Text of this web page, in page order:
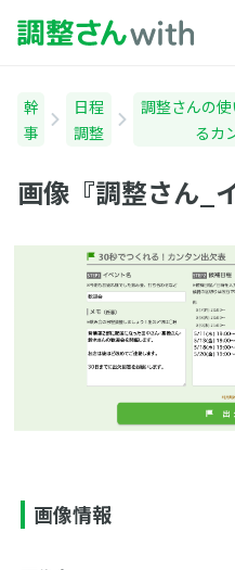
幹
事
日程
調整
調整さんの
るカ
画像『調整さん_
画像情報